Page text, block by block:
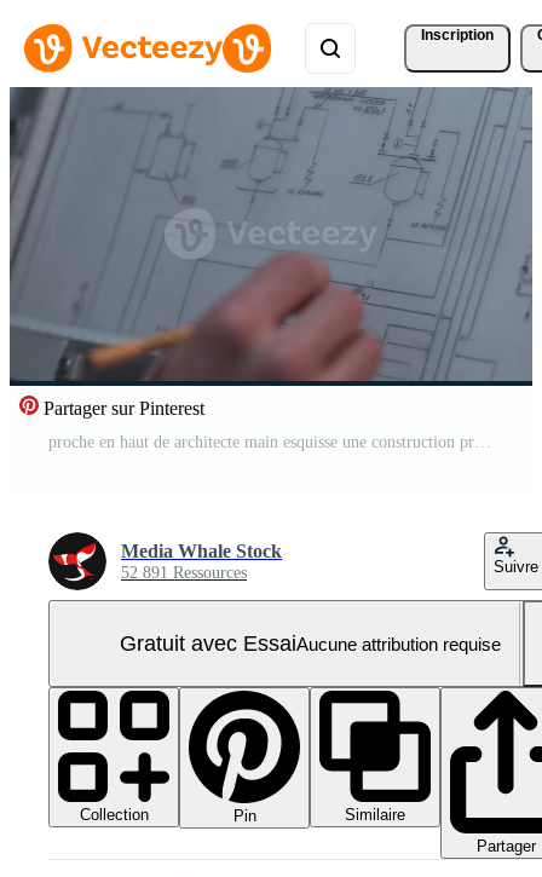
Inscription
Partager sur Pinterest
proche en haut de architecte main esquisse une construction projet à travail lieu. réparation, bâtiment et Accueil concept - proche en haut de Masculin mains fabrication changements à plan. Vidéo Pro
Media Whale Stock
52 891 Ressources Suivre
Gratuit avec EssaiAucune attribution requise
Collection Pin
Similaire
Partager